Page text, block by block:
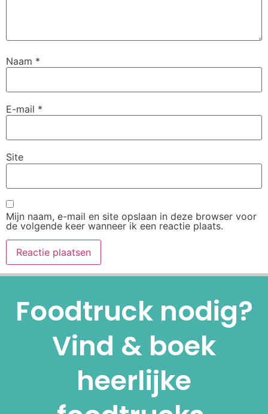
Naam *
E-mail *
Site
Mijn naam, e-mail en site opslaan in deze browser voor
de volgende keer wanneer ik een reactie plaats.
Foodtruck nodig?
Vind & boek
heerlijke